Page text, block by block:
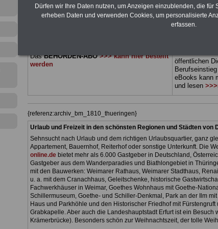
(Bund/Länder) sowie Beihilferecht in Bund und
Ländern. Alle drei Ratgeber sind übersichtlich
DasBEHÖRDEN-ABO>>> kann hier bestellt
werden
können Sie
Beamte
Thüringen
Rund ums
öffentlichen
eBooks kann
und lesen
{referenz:archiv_bm_1810_thueringen}
Urlaub und Freizeit in den schönsten Regionen und Städten von
Sehnsucht nach Urlaub und dem richtigen Urlaubsquartier, ganz
Appartement, Bauernhof, Reiterhof oder sonstige Unterkunft. Die
online.debietet mehr als 6.000 Gastgeber in Deutschland,
Gastgeber aus dem Wanderparadies und Biathlongebiet in
mit den Bauwerken: Weimarer Rathaus, Weimarer Stadthaus,
u. a. mit dem Cranachhaus, Geleitschenke, historische
Fachwerkhäuser in Weimar, Goethes Wohnhaus mit Goethe-
Schillermuseum, Goethe- und Schiller-Denkmal, Park an der Ilm
Haus und Parkhöhle und den Historischer Friedhof mit
Grabkapelle. Aber auch die Landeshauptstadt Erfurt ist ein Besuch
Krämerbrücke). Besonders schön zur Weihnachtszeit, der tolle
Dürfen wir Ihre Daten nutzen, um Anzeigen einzublenden, die
erheben Daten und verwenden Cookies, um personalisierte
erfassen.